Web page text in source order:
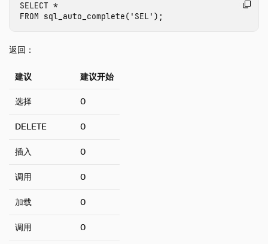
Delta
Substrait
SELECT *
FROM sql_auto_complete( 'SEL' );
返回：
建议 建议开始
选择 0
DELETE 0
插入 0
调用 0
加载 0
调用 0